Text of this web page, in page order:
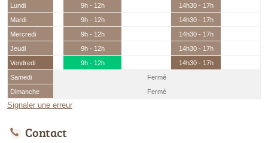
Lundi 9h - 12h
14h30 - 17h
Mardi
9h - 12h
14h30 - 17h
Mercredi
9h - 12h
14h30 - 17h
Jeudi
9h - 12h
14h30 - 17h
Vendredi
9h - 12h
14h30 - 17h
Samedi
Fermé
Dimanche
Fermé
Signaler une erreur
Contact